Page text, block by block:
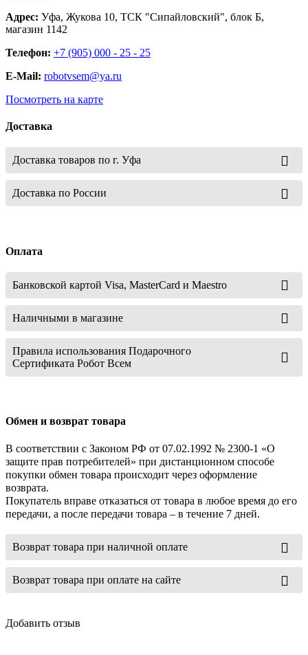
Адрес: Уфа, Жукова 10, ТСК "Сипайловский", блок Б,
магазин 1142
Телефон: +7 (905) 000 - 25 - 25
E-Mail: robotvsem@ya.ru
Посмотреть на карте
Доставка
Доставка товаров по г. Уфа
Доставка по России
Оплата
Банковской картой Visa, MasterCard и Maestro
Наличными в магазине
Правила использования Подарочного
Сертификата Робот Всем
Обмен и возврат товара
В соответствии с Законом РФ от 07.02.1992 № 2300-1 «О
защите прав потребителей» при дистанционном способе
покупки обмен товара происходит через оформление
возврата.
Покупатель вправе отказаться от товара в любое время до его
передачи, а после передачи товара – в течение 7 дней.
Возврат товара при наличной оплате
Возврат товара при оплате на сайте
Добавить отзыв